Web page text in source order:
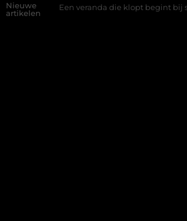
Nieuwe
artikelen
Een veranda die klopt begint bij slimme keuzes